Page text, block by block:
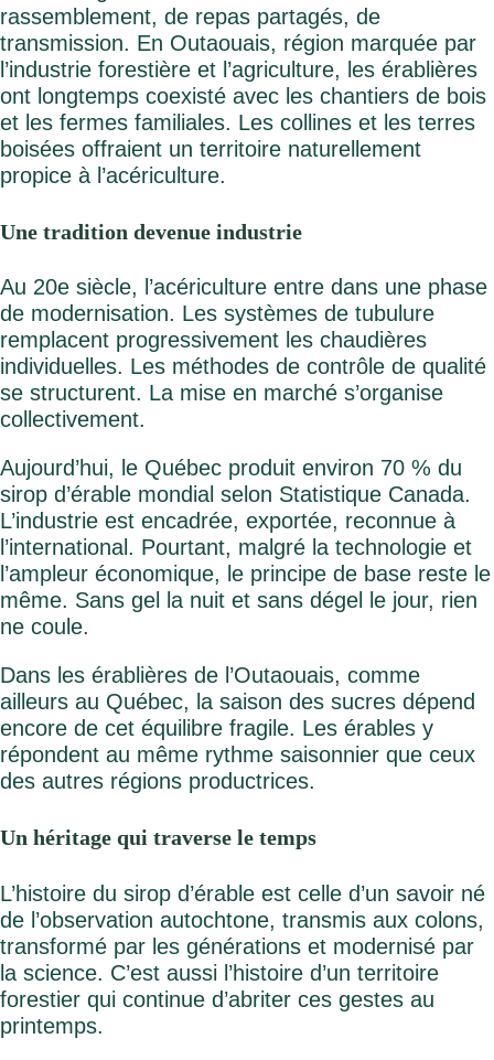
À propos
Répertoire des entreprises
Arrêts Croquez l’Outaouais!
Recettes
Articles
Vidéos
Calendrier d’événements
EN
FacebookInstagram
rassemblement, de repas partagés, de
transmission. En Outaouais, région marquée par
l’industrie forestière et l’agriculture, les érablières
ont longtemps coexisté avec les chantiers de bois
et les fermes familiales. Les collines et les terres
boisées offraient un territoire naturellement
propice à l’acériculture.
Une tradition devenue industrie
Au 20e siècle, l’acériculture entre dans une phase
de modernisation. Les systèmes de tubulure
remplacent progressivement les chaudières
individuelles. Les méthodes de contrôle de qualité
se structurent. La mise en marché s’organise
collectivement.
Aujourd’hui, le Québec produit environ 70 % du
sirop d’érable mondial selon Statistique Canada.
L’industrie est encadrée, exportée, reconnue à
l’international. Pourtant, malgré la technologie et
l’ampleur économique, le principe de base reste le
même. Sans gel la nuit et sans dégel le jour, rien
ne coule.
Dans les érablières de l’Outaouais, comme
ailleurs au Québec, la saison des sucres dépend
encore de cet équilibre fragile. Les érables y
répondent au même rythme saisonnier que ceux
des autres régions productrices.
Un héritage qui traverse le temps
L’histoire du sirop d’érable est celle d’un savoir né
de l’observation autochtone, transmis aux colons,
transformé par les générations et modernisé par
la science. C’est aussi l’histoire d’un territoire
forestier qui continue d’abriter ces gestes au
printemps.